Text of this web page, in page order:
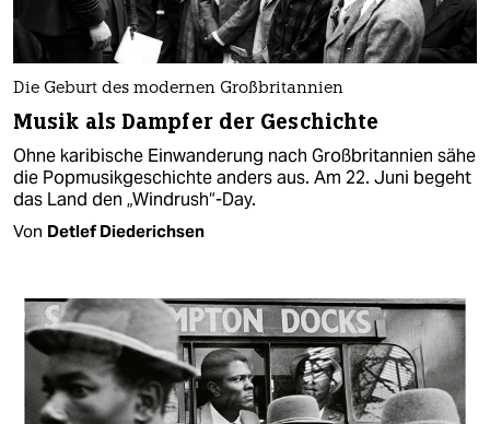
Die Geburt des modernen Großbritannien
Musik als Dampfer der Geschichte
Ohne karibische Einwanderung nach Großbritannien sähe
die Popmusikgeschichte anders aus. Am 22. Juni begeht
das Land den „Windrush“-Day.
Von Detlef Diederichsen